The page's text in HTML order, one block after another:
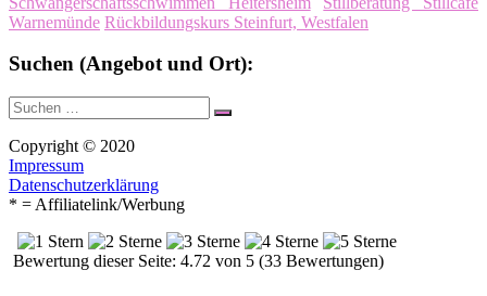
Warnemünde Rückbildungskurs Steinfurt, Westfalen
Suchen (Angebot und Ort):
Suche
nach:
Suchen
Copyright © 2020
Impressum
Datenschutzerklärung
* = Affiliatelink/Werbung
Bewertung dieser Seite: 4.72 von 5 (33 Bewertungen)